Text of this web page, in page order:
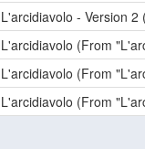
L'arcidiavolo - Version 2
L'arcidiavolo (From
L'arcidiavolo (From
L'arcidiavolo (From